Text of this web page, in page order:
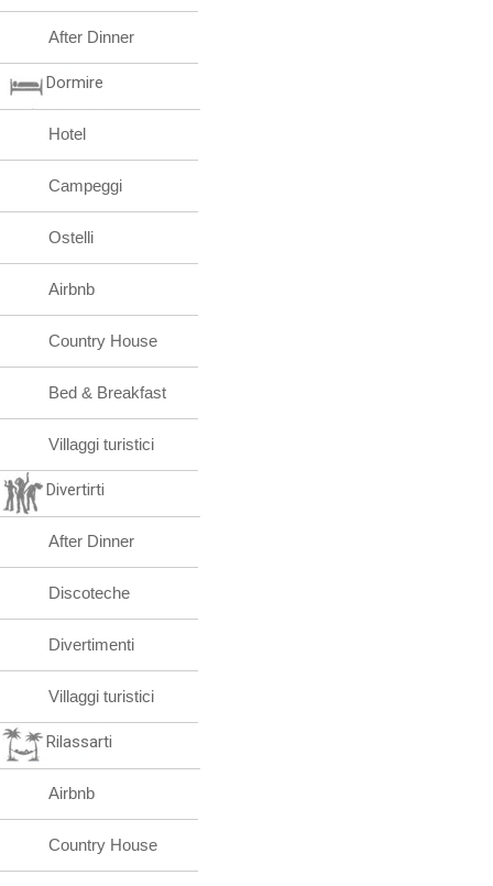
After Dinner
Dormire
Hotel
Campeggi
Ostelli
Airbnb
Country House
Bed & Breakfast
Villaggi turistici
Divertirti
After Dinner
Discoteche
Divertimenti
Villaggi turistici
Rilassarti
Airbnb
Country House